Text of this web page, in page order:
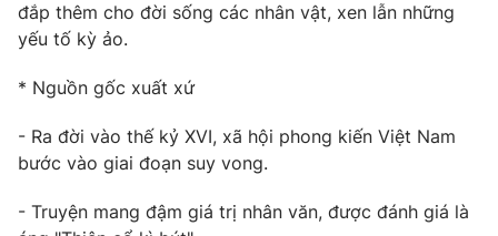
Video
VTV Money
VTV Sức khoẻ Bất động sản
Thị trường 24h Tấm lòng Việt
đắp thêm cho đời sống các nhân vật, xen lẫn những
yếu tố kỳ ảo.
* Nguồn gốc xuất xứ
- Ra đời vào thế kỷ XVI, xã hội phong kiến Việt Nam
bước vào giai đoạn suy vong.
- Truyện mang đậm giá trị nhân văn, được đánh giá là